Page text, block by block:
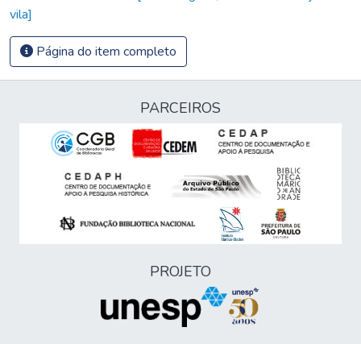
vila]
Página do item completo
PARCEIROS
PROJETO